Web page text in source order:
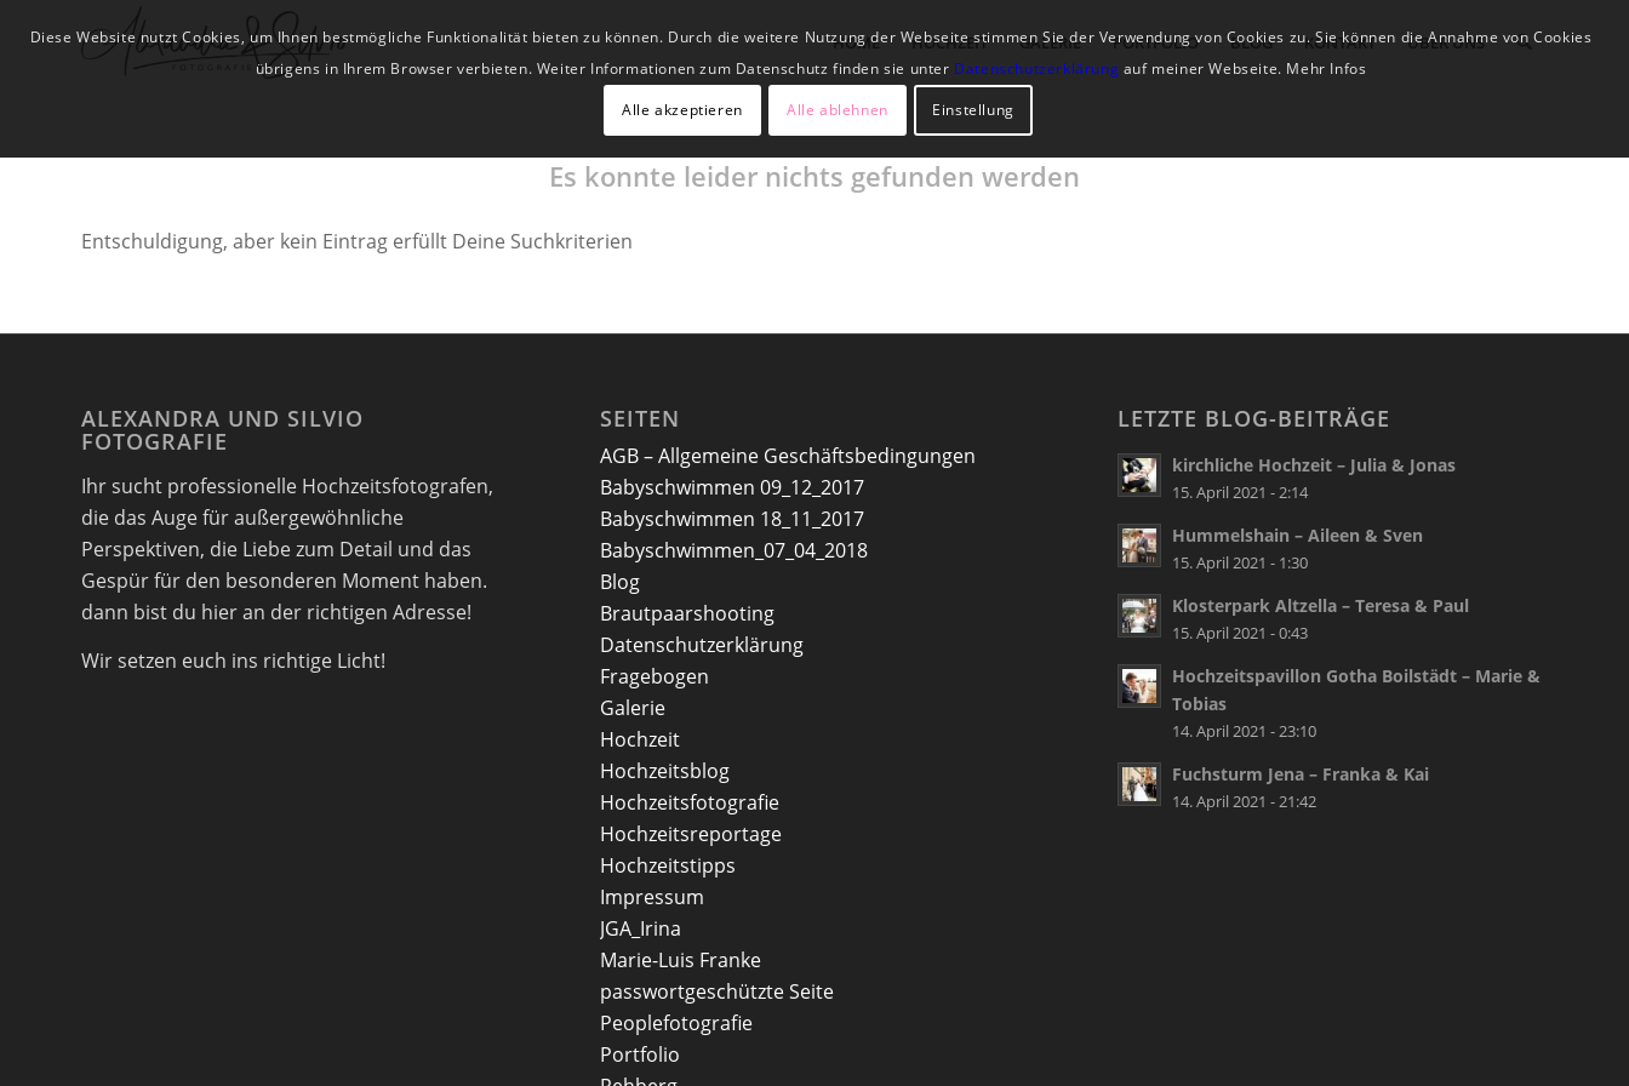
HOME HOCHZEIT GALERIE PORTFOLIO BLOG KONTAKT ÜBER UNS
Es konnte leider nichts gefunden werden
Entschuldigung, aber kein Eintrag erfüllt Deine Suchkriterien
ALEXANDRA UND SILVIO
FOTOGRAFIE
Ihr sucht professionelle Hochzeitsfotografen,
die das Auge für außergewöhnliche
Perspektiven, die Liebe zum Detail und das
Gespür für den besonderen Moment haben.
dann bist du hier an der richtigen Adresse!
Wir setzen euch ins richtige Licht!
SEITEN
AGB – Allgemeine Geschäftsbedingungen
Babyschwimmen 09_12_2017
Babyschwimmen 18_11_2017
Babyschwimmen_07_04_2018
Blog
Brautpaarshooting
Datenschutzerklärung
Fragebogen
Galerie
Hochzeit
Hochzeitsblog
Hochzeitsfotografie
Hochzeitsreportage
Hochzeitstipps
Impressum
JGA_Irina
Marie-Luis Franke
passwortgeschützte Seite
Peoplefotografie
Portfolio
LETZTE BLOG-BEITRÄGE
kirchliche Hochzeit – Julia & Jonas
15. April 2021 - 2:14
Hummelshain – Aileen & Sven
15. April 2021 - 1:30
Klosterpark Altzella – Teresa & Paul
15. April 2021 - 0:43
Hochzeitspavillon Gotha Boilstädt – Marie &
Tobias
14. April 2021 - 23:10
Fuchsturm Jena – Franka & Kai
14. April 2021 - 21:42
Diese Website nutzt Cookies, um Ihnen bestmögliche Funktionalität bieten zu können. Durch die weitere Nutzung der Webseite stimmen Sie der Verwendung von Cookies zu. Sie können die Annahme von Cookies
übrigens in Ihrem Browser verbieten. Weiter Informationen zum Datenschutz finden sie unter Datenschutzerklärung auf meiner Webseite. Mehr Infos
Alle akzeptieren Alle ablehnen Einstellung